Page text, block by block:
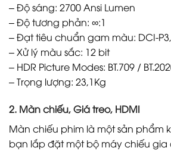
– Độ sáng: 2700 Ansi Lumen
– Độ tương phản: ∞:1
– Đạt tiêu chuẩn gam màu: DCI-P3,
– Xử lý màu sắc: 12 bit
– HDR Picture Modes: BT.709 /
– Trọng lượng: 23,1Kg
2. Màn chiếu, Giá treo, HDMI
Màn chiếu phim là một sản phẩm
bạn lắp đặt một bộ máy chiếu gia